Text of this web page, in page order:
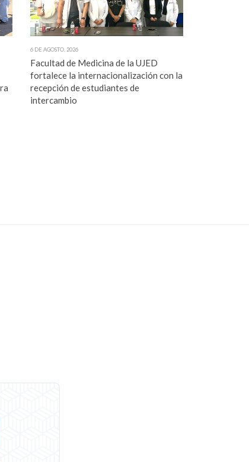
6 DE AGOSTO, 2026
Facultad de Medicina de la UJED
fortalece la internacionalización con la
recepción de estudiantes de
intercambio